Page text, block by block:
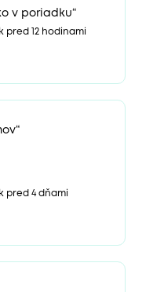
v poriadku“
pred 12 hodinami
pred 4 dňami